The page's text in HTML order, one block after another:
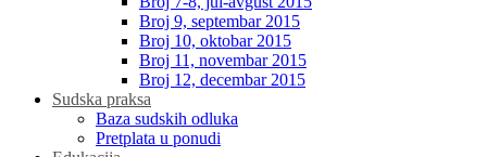
Broj 9, septembar 2015
Broj 10, oktobar 2015
Broj 11, novembar 2015
Broj 12, decembar 2015
Sudska praksa
Baza sudskih odluka
Pretplata u ponudi